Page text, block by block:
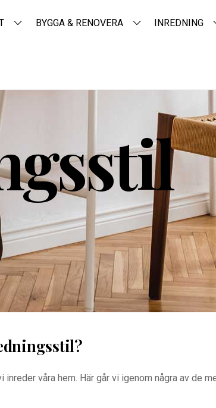
BYGGA & RENOVERA INREDNING
våra hem. Här går vi igenom några av de